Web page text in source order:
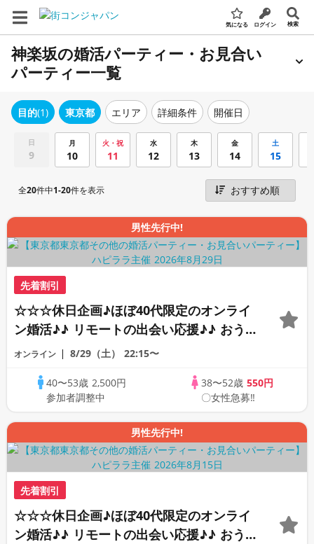
気になる ログイン 検索
神楽坂の婚活パーティー・お見合い
パーティー一覧
目的(1) 東京都 エリア 詳細条件 開催日
日
9
月
10
火・祝
11
水
12
木
13
金
14
土
15
全20件中1-20件を表示
男性先行中!
先着割引
☆☆☆休日企画♪ほぼ40代限定のオンライ
ン婚活♪♪ リモートの出会い応援♪♪ おう
ちで乾杯しませんか♪♪ ☆全国の方が対象
PARTY!!
オンライン 8/29（土） 22:15〜
40〜53歳 2,500円
参加者調整中
38〜52歳 550円
〇女性急募‼
男性先行中!
先着割引
☆☆☆休日企画♪ほぼ40代限定のオンライ
ン婚活♪♪ リモートの出会い応援♪♪ おう